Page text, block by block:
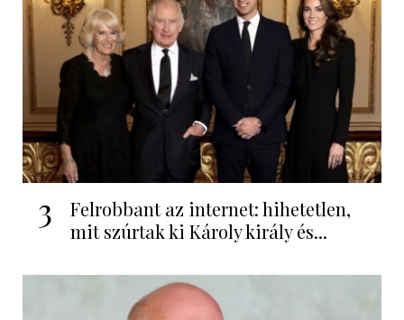
3
Felrobbant az internet: hihetetlen,
mit szúrtak ki Károly király és...